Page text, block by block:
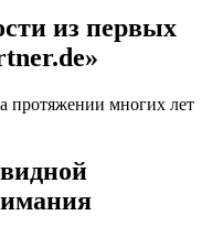
из первых
протяжении многих лет